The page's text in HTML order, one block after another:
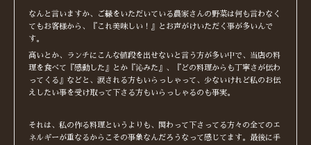
なんと言いますか、ご縁をいただいている農家さんの野菜は何も言わなく
てもお客様から、『これ美味しい！』とお声がけいただく事が多いんで
す。
高いとか、ランチにこんな値段を出せないと言う方が多い中で、当店の料
理を食べて『感動した』とか『沁みた』、『どの料理からも丁寧さが伝わ
ってくる』などと、涙される方もいらっしゃって、少ないけれど私のお伝
えしたい事を受け取って下さる方もいらっしゃるのも事実。
それは、私の作る料理というよりも、関わって下さってる方々の全てのエ
ネルギーが重なるからこその事象なんだろうなって感じてます。最後に手